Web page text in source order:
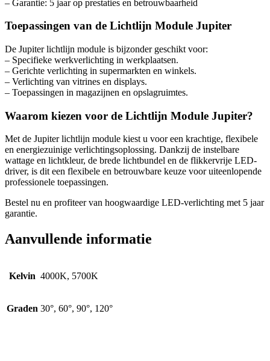
– Garantie: 5 jaar op prestaties en betrouwbaarheid
Toepassingen van de Lichtlijn Module Jupiter
De Jupiter lichtlijn module is bijzonder geschikt voor:
– Specifieke werkverlichting in werkplaatsen.
– Gerichte verlichting in supermarkten en winkels.
– Verlichting van vitrines en displays.
– Toepassingen in magazijnen en opslagruimtes.
Waarom kiezen voor de Lichtlijn Module Jupiter?
Met de Jupiter lichtlijn module kiest u voor een krachtige, flexibele
en energiezuinige verlichtingsoplossing. Dankzij de instelbare
wattage en lichtkleur, de brede lichtbundel en de flikkervrije LED-
driver, is dit een flexibele en betrouwbare keuze voor uiteenlopende
professionele toepassingen.
Bestel nu en profiteer van hoogwaardige LED-verlichting met 5 jaar
garantie.
Aanvullende informatie
Kelvin 4000K, 5700K
Graden 30°, 60°, 90°, 120°